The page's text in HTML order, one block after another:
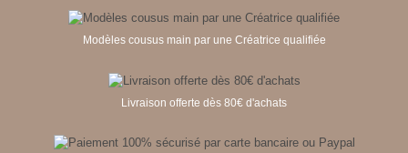
Modèles cousus main par une Créatrice qualifiée
Livraison offerte dès 80€ d'achats